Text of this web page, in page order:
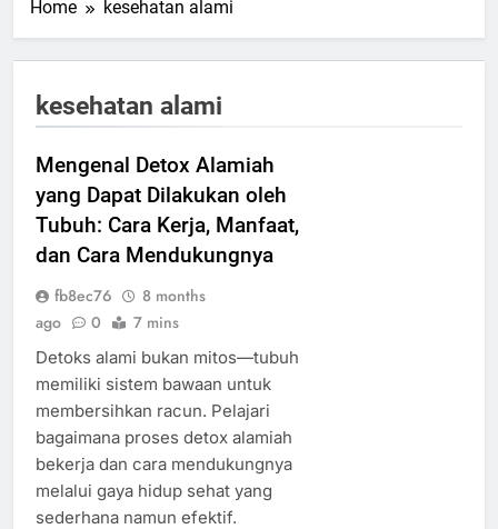
Home kesehatan alami
kesehatan alami
Mengenal Detox Alamiah
yang Dapat Dilakukan oleh
Tubuh: Cara Kerja, Manfaat,
dan Cara Mendukungnya
fb8ec76
8 months
ago
0 7 mins
Detoks alami bukan mitos—tubuh
memiliki sistem bawaan untuk
membersihkan racun. Pelajari
bagaimana proses detox alamiah
bekerja dan cara mendukungnya
melalui gaya hidup sehat yang
sederhana namun efektif.